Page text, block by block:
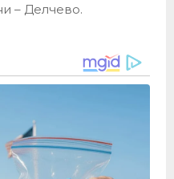
– Делчево.